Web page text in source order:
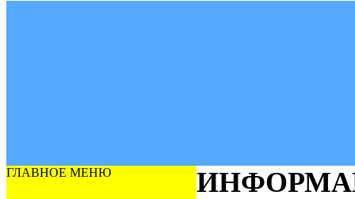
ГЛАВНОЕ МЕНЮ